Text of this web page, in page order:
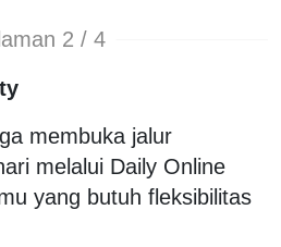
2 / 4
membuka jalur
melalui Daily Online
yang butuh fleksibilitas